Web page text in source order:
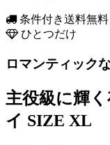
条件付き送料無料
ひとつだけ
ロマンティック
主役級に輝
イ SIZE XL